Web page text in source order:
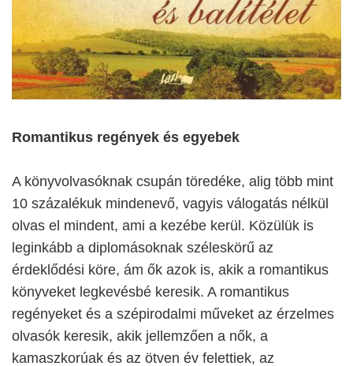
Romantikus regények és egyebek
A könyvolvasóknak csupán töredéke, alig több mint
10 százalékuk mindenevő, vagyis válogatás nélkül
olvas el mindent, ami a kezébe kerül. Közülük is
leginkább a diplomásoknak széleskörű az
érdeklődési köre, ám ők azok is, akik a romantikus
könyveket legkevésbé keresik. A romantikus
regényeket és a szépirodalmi műveket az érzelmes
olvasók keresik, akik jellemzően a nők, a
kamaszkorúak és az ötven év felettiek, az